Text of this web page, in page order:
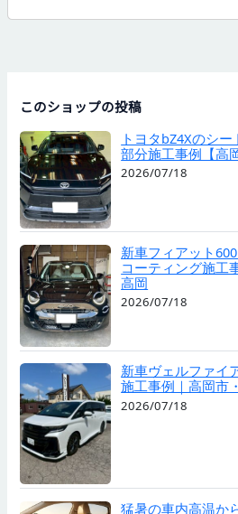
このショップの投稿
トヨタbZ4Xのシ
部分施工事例【高
2026/07/18
新車フィアット
コーティング施工
高岡
2026/07/18
新車ヴェルファイ
施工事例｜高岡市
2026/07/18
猛暑の車内高温か